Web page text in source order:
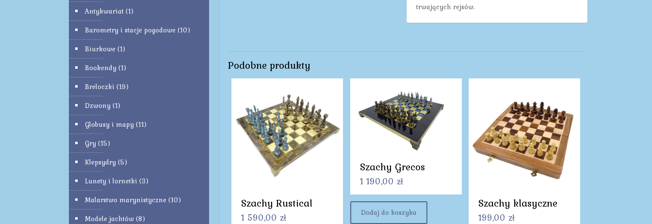
trwających rejsów.
Podobne produkty
Szachy Rustical
1 590,00 zł
Szachy Grecos
1 190,00 zł
Dodaj do koszyka
Szachy klasyczne
199,00 zł
Antykwariat (1)
Barometry i stacje pogodowe (10)
Biurkowe (1)
Bookendy (1)
Breloczki (19)
Dzwony (1)
Globusy i mapy (11)
Gry (15)
Klepsydry (5)
Lunety i lornetki (3)
Malarstwo marynistyczne (10)
Modele jachtów (8)